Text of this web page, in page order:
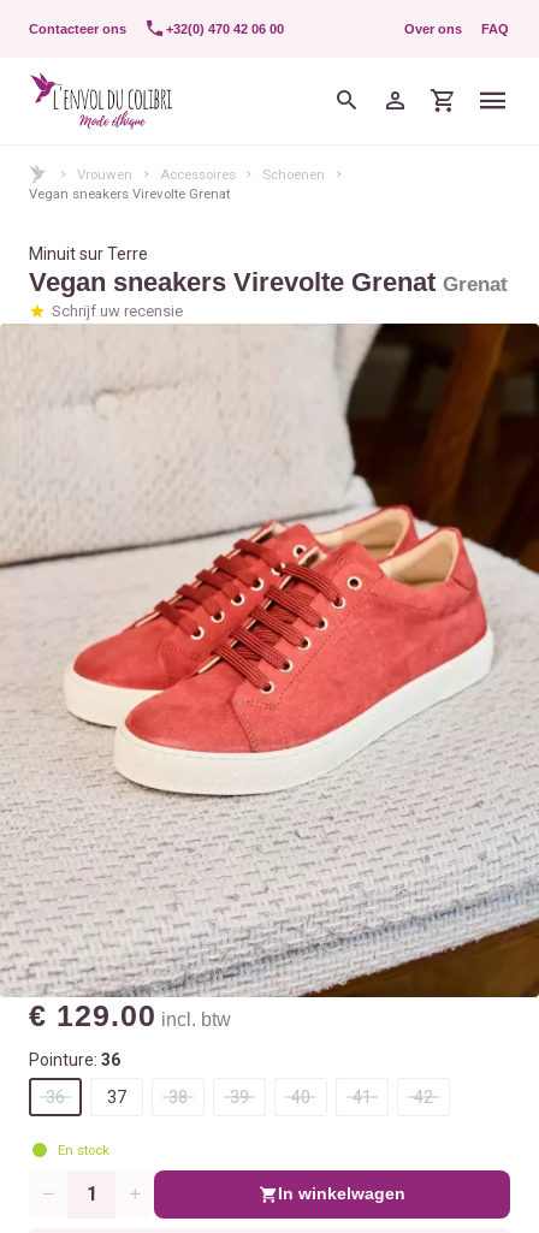
Contacteer ons +32(0) 470 42 06 00 Over ons FAQ
Vrouwen Accessoires
Schoenen
Vegan sneakers Virevolte Grenat
Minuit sur Terre
Vegan sneakers Virevolte Grenat Grenat
Schrijf uw recensie
€ 129.00 incl. btw
Pointure: 36
36
37 38 39 40 41 42
En stock
Aantal In winkelwagen